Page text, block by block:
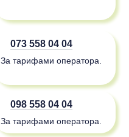
073 558 04 04
За тарифами оператора.
098 558 04 04
За тарифами оператора.